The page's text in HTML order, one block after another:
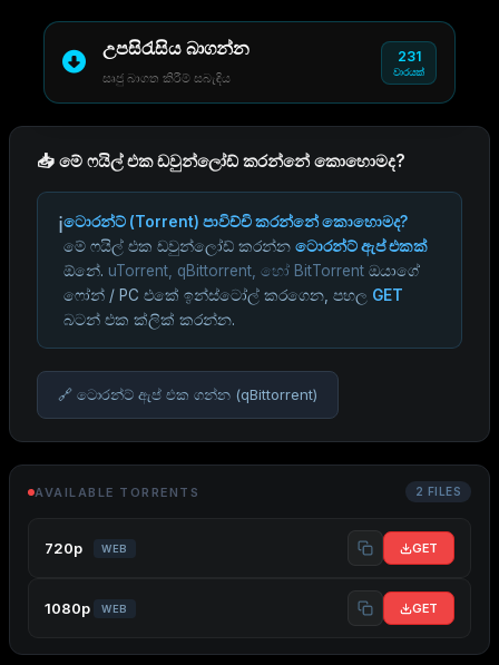
උපසිරැසිය බාගන්න
සෘජු බාගත කිරීම් සබැඳිය
231
වාරයක්
📥 මේ ෆයිල් එක ඩවුන්ලෝඩ් කරන්නේ කොහොමද?
ℹ️ටොරන්ට් (Torrent) පාවිච්චි කරන්නේ කොහොමද?
මේ ෆයිල් එක ඩවුන්ලෝඩ් කරන්න ටොරන්ට් ඇප් එකක්
ඕනේ. uTorrent, qBittorrent, හෝ BitTorrentඔයාගේ
ෆෝන් / PC එකේ ඉන්ස්ටෝල් කරගෙන, පහල GET
බටන් එක ක්ලික් කරන්න.
🔗 ටොරන්ට් ඇප් එක ගන්න (qBittorrent)
AVAILABLE TORRENTS 2 FILES
720p WEB GET
1080p WEB GET